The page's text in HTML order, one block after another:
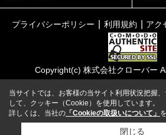
プライバシーポリシー 利用規約 アク
Copyright(c) 株式会社クローバー
当サイトでは、お客様の当サイト利用状況把握
して、クッキー（Cookie）を使用しています。
詳しくは、当社の 「Cookieの取扱いについて」
閉じる